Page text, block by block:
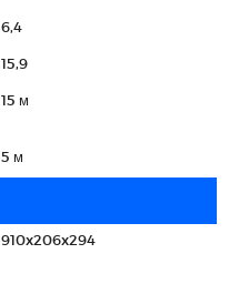
6,4
15,9
15 м
5 м
910x206x294